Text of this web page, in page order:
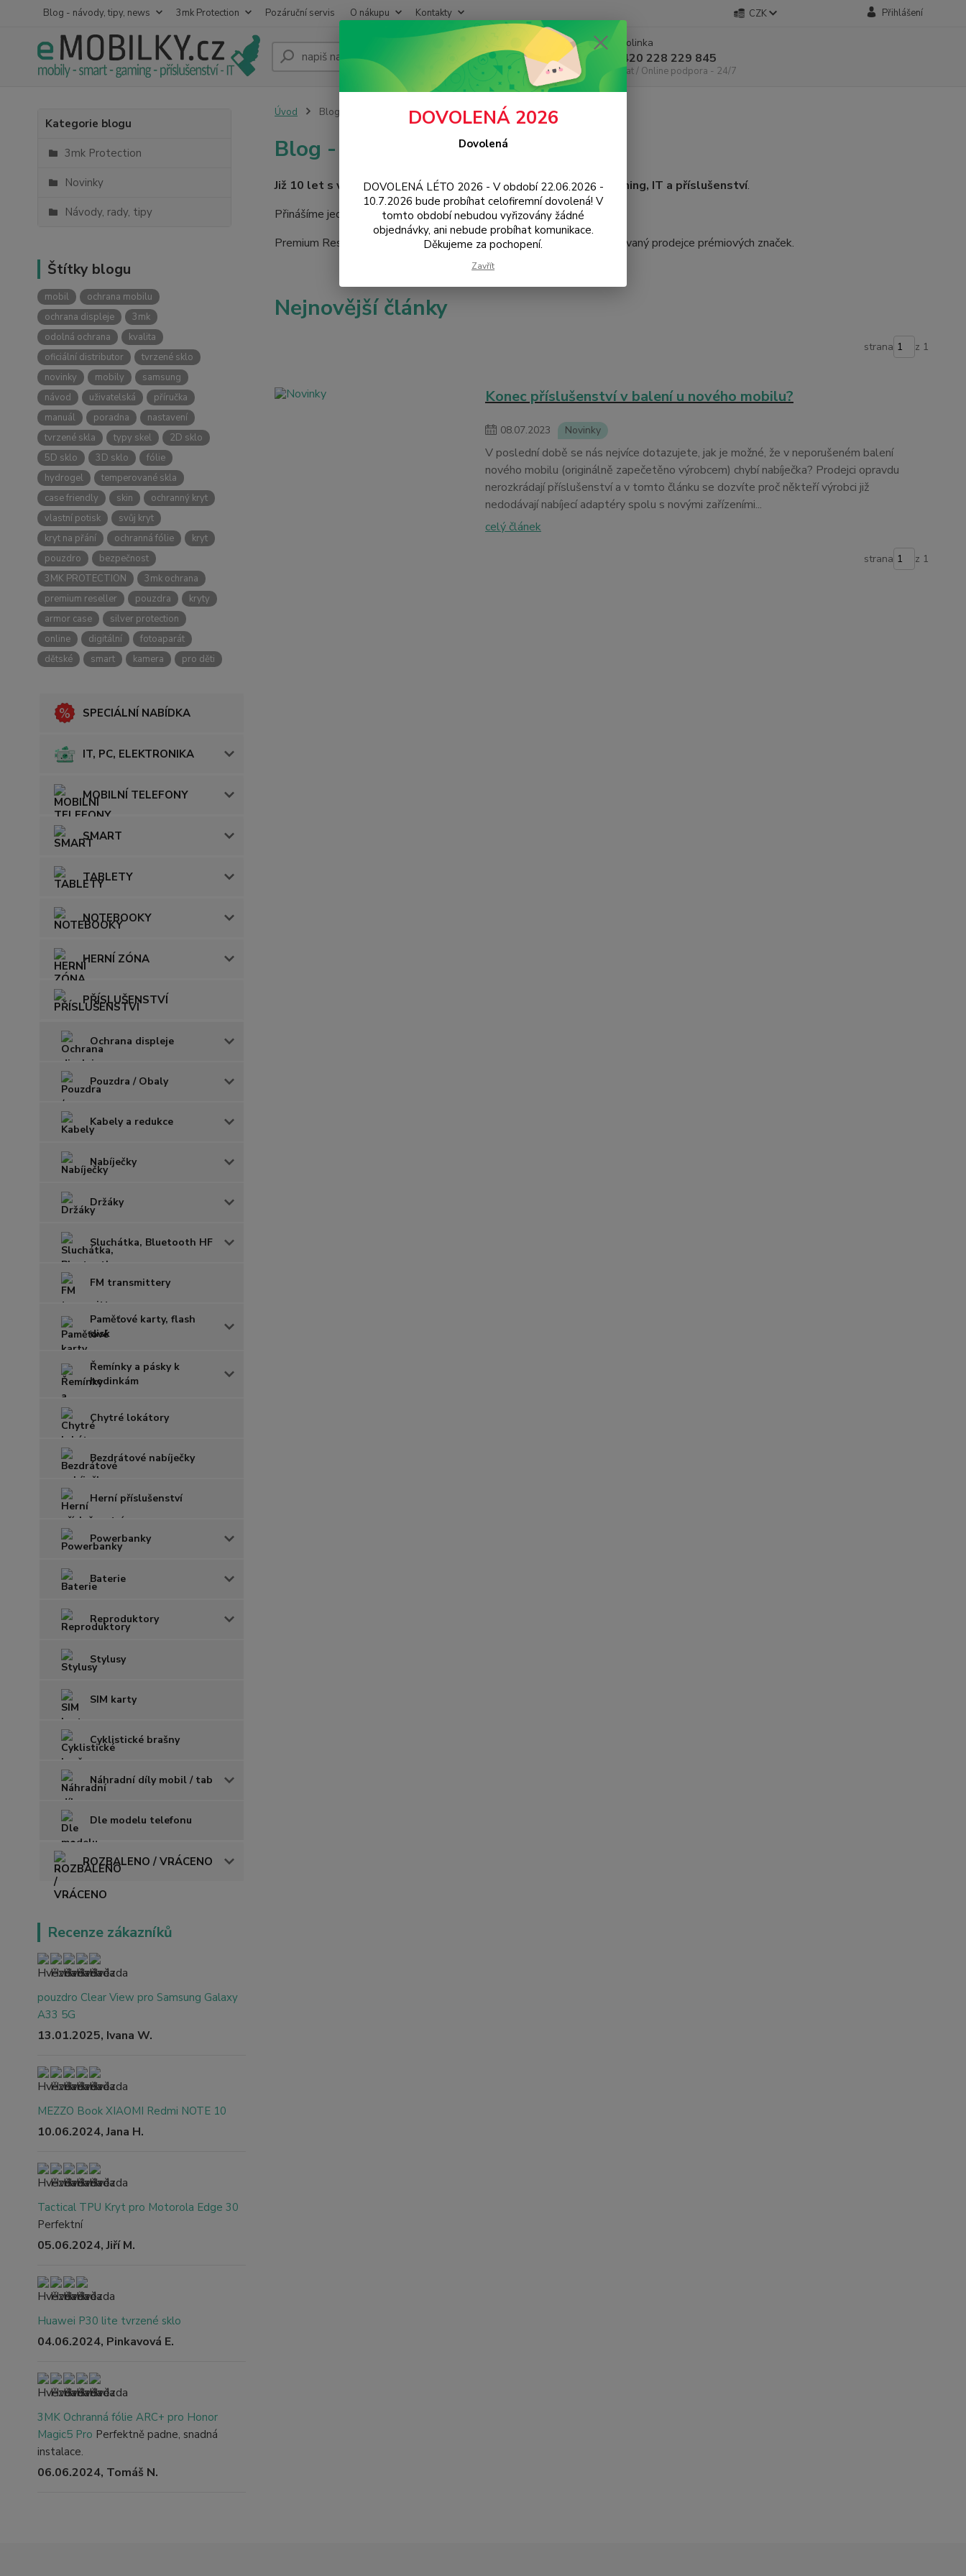
Blog - návody, tipy, news 3mk Protection Pozáruční servis O nákupu Kontakty CZK Přihlášení
Hledat
Infolinka
+420 228 229 845
Chat / Online podpora - 24/7
Kategorie blogu
3mk Protection
Novinky
Návody, rady, tipy
Štítky blogu
mobil
ochrana mobilu
ochrana displeje
3mk
odolná ochrana
kvalita
oficiální distributor
tvrzené sklo
novinky
mobily
samsung
návod
uživatelská
příručka
manuál
poradna
nastavení
tvrzené skla
typy skel
2D sklo
5D sklo
3D sklo
fólie
hydrogel
temperované skla
case friendly
skin
ochranný kryt
vlastní potisk
svůj kryt
kryt na přání
ochranná fólie
kryt
pouzdro
bezpečnost
3MK PROTECTION
3mk ochrana
premium reseller
pouzdra
kryty
armor case
silver protection
online
digitální
fotoaparát
dětské
smart kamera pro děti
SPECIÁLNÍ NABÍDKA
IT, PC, ELEKTRONIKA
MOBILNÍ TELEFONY
SMART
TABLETY
NOTEBOOKY
HERNÍ ZÓNA
PŘÍSLUŠENSTVÍ
Ochrana displeje
Pouzdra / Obaly
Kabely a redukce
Nabíječky
Držáky
Sluchátka, Bluetooth HF
FM transmittery
Paměťové karty, flash
disk
Řemínky a pásky k
hodinkám
Chytré lokátory
Bezdrátové nabíječky
Herní příslušenství
Powerbanky
Baterie
Reproduktory
Stylusy
SIM karty
Cyklistické brašny
Náhradní díly mobil / tab
Dle modelu telefonu
ROZBALENO / VRÁCENO
Recenze zákazníků
pouzdro Clear View pro Samsung Galaxy
A33 5G
13.01.2025, Ivana W.
MEZZO Book XIAOMI Redmi NOTE 10
10.06.2024, Jana H.
Tactical TPU Kryt pro Motorola Edge 30
Perfektní
05.06.2024, Jiří M.
Huawei P30 lite tvrzené sklo
04.06.2024, Pinkavová E.
3MK Ochranná fólie ARC+ pro Honor
Magic5 Pro Perfektně padne, snadná
instalace.
06.06.2024, Tomáš N.
Úvod Blog - návody, tipy, news
Blog - návody, tipy, news
Již 10 let s vámi, specialisté na mobily, chytrou elektroniku, gaming, IT a příslušenství.
Přinášíme jednu novinku za druhou. Návody a tipy k vašemu zařízení.
Premium Reseller a distributor 3mk Protection pro ČR a EU. Autorizovaný prodejce prémiových značek.
Nejnovější články
strana z 1
Konec příslušenství v balení u nového mobilu?
08.07.2023 Novinky
V poslední době se nás nejvíce dotazujete, jak je možné, že v neporušeném balení
nového mobilu (originálně zapečetěno výrobcem) chybí nabíječka? Prodejci opravdu
nerozkrádají příslušenství a v tomto článku se dozvíte proč někteří výrobci již
nedodávají nabíjecí adaptéry spolu s novými zařízeními...
celý článek
strana z 1
DOVOLENÁ 2026
Dovolená
DOVOLENÁ LÉTO 2026 - V období 22.06.2026 -
10.7.2026 bude probíhat celofiremní dovolená! V
tomto období nebudou vyřizovány žádné
objednávky, ani nebude probíhat komunikace.
Děkujeme za pochopení.
Zavřít